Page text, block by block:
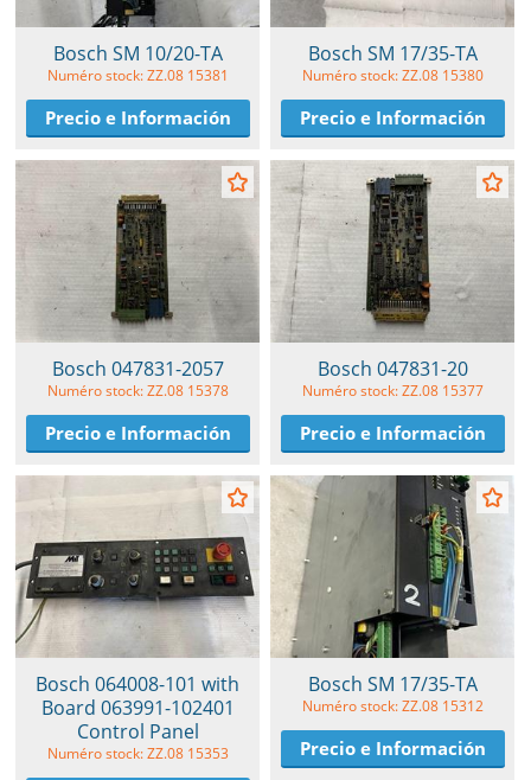
Bosch SM 10/20-TA
Numéro stock: ZZ.08 15381
Precio e Información
Bosch SM 17/35-TA
Numéro stock: ZZ.08 15380
Precio e Información
Bosch 047831-2057
Numéro stock: ZZ.08 15378
Precio e Información
Bosch 047831-20
Numéro stock: ZZ.08 15377
Precio e Información
Bosch 064008-101 with
Board 063991-102401
Control Panel
Numéro stock: ZZ.08 15353
Bosch SM 17/35-TA
Numéro stock: ZZ.08 15312
Precio e Información